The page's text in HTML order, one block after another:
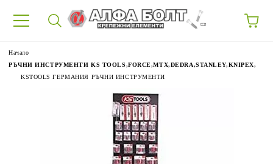
Начало
РЪЧНИ ИНСТРУМЕНТИ KS TOOLS,FORCE,MTX,DEDRA,STANLEY,KNIPEX,
KSTOOLS ГЕРМАНИЯ РЪЧНИ ИНСТРУМЕНТИ